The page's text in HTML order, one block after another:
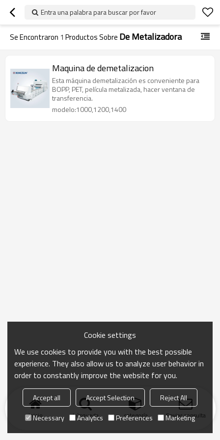
Entra una palabra para buscar por favor
Se Encontraron 1 Productos Sobre De Metalizadora
Maquina de demetalizacion
Esta máquina demetalización es conveniente para
BOPP, PET, película metalizada, hacer ventana de
transferencia.
modelo:1000,1200,1400
Inicio búsqueda categoría Enviar consulta
Cookie settings
We use cookies to provide you with the best possible
experience. They also allow us to analyze user behavior in
order to constantly improve the website for you.
Accept all Accept Selection
Reject All
Necessary
Analytics Preferences Marketing